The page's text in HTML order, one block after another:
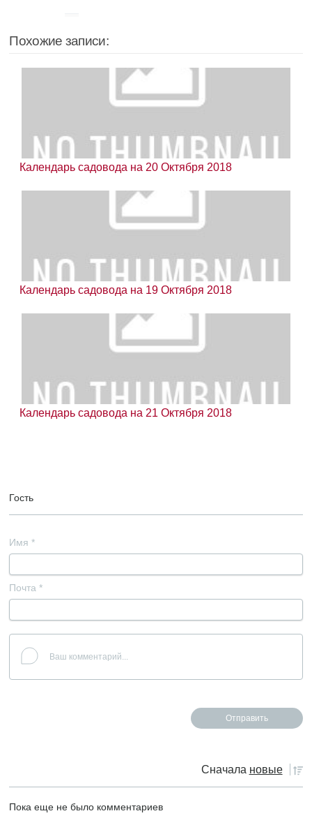
Похожие записи:
Календарь садовода на 20 Октября 2018
Календарь садовода на 19 Октября 2018
Календарь садовода на 21 Октября 2018
Гость
Имя *
Почта *
Сначала новые
Пока еще не было комментариев